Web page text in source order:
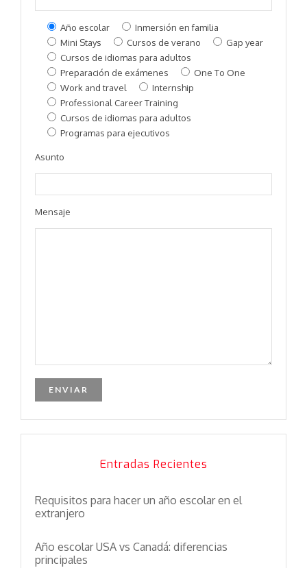
Año escolar
Inmersión en familia
Mini Stays
Cursos de verano
Gap year
Cursos de idiomas para adultos
Preparación de exámenes
One To One
Work and travel
Internship
Professional Career Training
Cursos de idiomas para adultos
Programas para ejecutivos
Asunto
Mensaje
Entradas Recientes
Requisitos para hacer un año escolar en el
extranjero
Año escolar USA vs Canadá: diferencias
principales